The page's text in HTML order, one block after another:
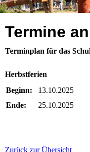
Termine
Terminplan für das
Herbstferien
Beginn:
13.10.2025
Ende:
25.10.2025
Zurück zur Übersicht